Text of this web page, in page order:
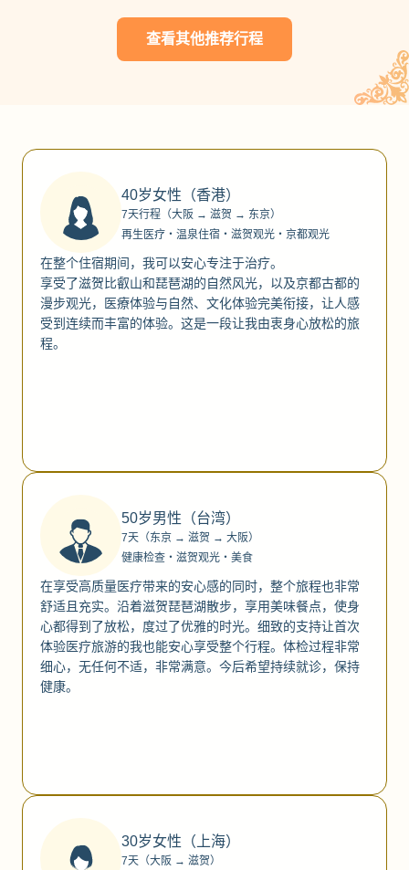
查看其他推荐行程
40岁女性（香港）
7天行程（大阪 → 滋贺 → 东京）
再生医疗・温泉住宿・滋贺观光・京都观光
在整个住宿期间，我可以安心专注于治疗。
享受了滋贺比叡山和琵琶湖的自然风光，以及京都古都的
漫步观光，医療体验与自然、文化体验完美衔接，让人感
受到连续而丰富的体验。这是一段让我由衷身心放松的旅
程。
50岁男性（台湾）
7天（东京 → 滋贺 → 大阪）
健康检查・滋贺观光・美食
在享受高质量医疗带来的安心感的同时，整个旅程也非常
舒适且充实。沿着滋贺琵琶湖散步，享用美味餐点，使身
心都得到了放松，度过了优雅的时光。细致的支持让首次
体验医疗旅游的我也能安心享受整个行程。体检过程非常
细心，无任何不适，非常满意。今后希望持续就诊，保持
健康。
30岁女性（上海）
7天（大阪 → 滋贺）